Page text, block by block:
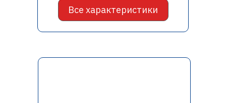
Все характеристики